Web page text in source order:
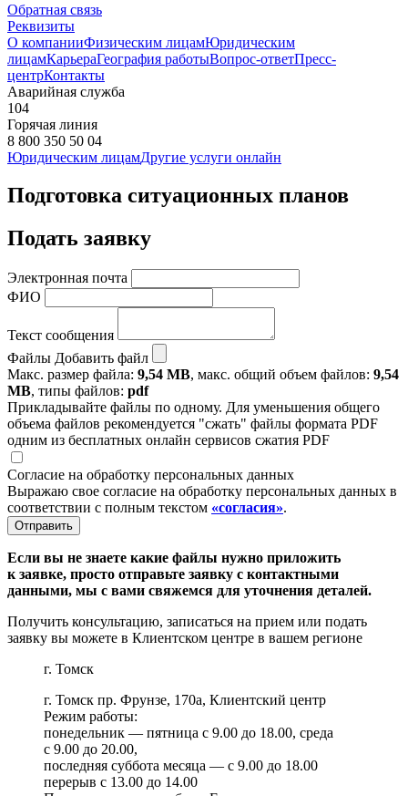
Обратная связь
Реквизиты
О компанииФизическим лицамЮридическим
лицамКарьераГеография работыВопрос-ответПресс-
центрКонтакты
Аварийная служба
104
Горячая линия
8 800 350 50 04
Юридическим лицамДругие услуги онлайн
Подготовка ситуационных планов
Подать заявку
Электронная почта
ФИО
Текст сообщения
Файлы Добавить файл
Макс. размер файла: 9,54 MB, макс. общий объем файлов: 9,54
MB, типы файлов: pdf
Прикладывайте файлы по одному. Для уменьшения общего
объема файлов рекомендуется "сжать" файлы формата PDF
одним из бесплатных онлайн сервисов сжатия PDF
Согласие на обработку персональных данных
Выражаю свое согласие на обработку персональных данных в
соответствии с полным текстом «согласия».
Если вы не знаете какие файлы нужно приложить
к заявке, просто отправьте заявку с контактными
данными, мы с вами свяжемся для уточнения деталей.
Получить консультацию, записаться на прием или подать
заявку вы можете в Клиентском центре в вашем регионе
г. Томск
г. Томск пр. Фрунзе, 170а, Клиентский центр
Режим работы:
понедельник — пятница с 9.00 до 18.00, среда
с 9.00 до 20.00,
последняя суббота месяца — с 9.00 до 18.00
перерыв с 13.00 до 14.00